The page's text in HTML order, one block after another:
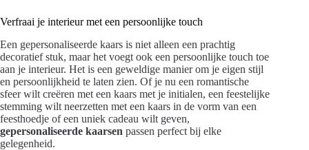
Verfraai je interieur met een persoonlijke touch
Een gepersonaliseerde kaars is niet alleen een prachtig
decoratief stuk, maar het voegt ook een persoonlijke touch toe
aan je interieur. Het is een geweldige manier om je eigen stijl
en persoonlijkheid te laten zien. Of je nu een romantische
sfeer wilt creëren met een kaars met je initialen, een feestelijke
stemming wilt neerzetten met een kaars in de vorm van een
feesthoedje of een uniek cadeau wilt geven,
gepersonaliseerde kaarsen passen perfect bij elke
gelegenheid.